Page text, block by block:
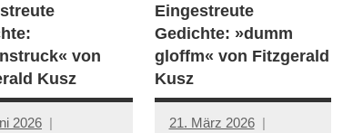
von
Kusz
2026
Eingestreute
Gedichte: »dumm
gloffm« von Fitzgerald
Kusz
21. März 2026